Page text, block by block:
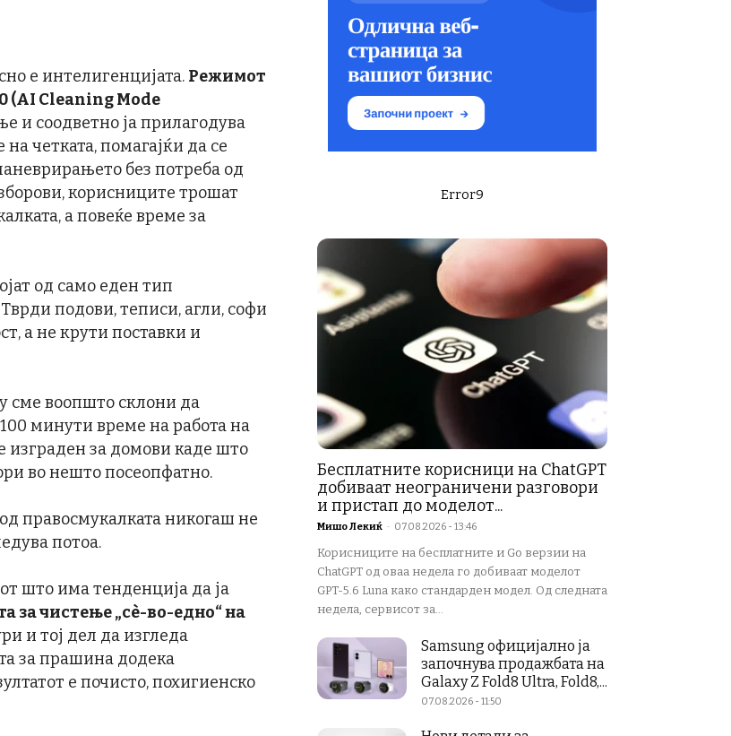
е интелигенцијата. Режимот
(AI Cleaning Mode
и соодветно ја прилагодува
четката, помагајќи да се
без потреба од
корисниците трошат
а повеќе време за
од само еден тип
подови, теписи, агли, софи
а не крути поставки и
сме воопшто склони да
минути време на работа на
изграден за домови каде што
во нешто посеопфатно.
правосмукалката никогаш не
потоа.
што има тенденција да ја
за чистење „сè-во-едно“ на
и тој дел да изгледа
за прашина додека
е почисто, похигиенско
Error9
Бесплатните корисници на ChatGPT
добиваат неограничени разговори
и пристап до моделот...
Мишо Лекиќ - 07.08.2026 - 13:46
Корисниците на бесплатните и Go верзии на
ChatGPT од оваа недела го добиваат моделот
GPT-5.6 Luna како стандарден модел. Од следната
недела, сервисот за...
Samsung официјално ја
започнува продажбата на
Galaxy Z Fold8 Ultra, Fold8,...
07.08.2026 - 11:50